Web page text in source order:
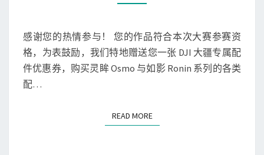
空
城
短
视
频
赛
感谢您的热情参与！ 您的作品符合本次大赛参赛资
格，为表鼓励，我们特地赠送您一张 DJI 大疆专属配
件优惠券，购买灵眸 Osmo 与如影 Ronin 系列的各类
配…
READ MOREREAD MORE